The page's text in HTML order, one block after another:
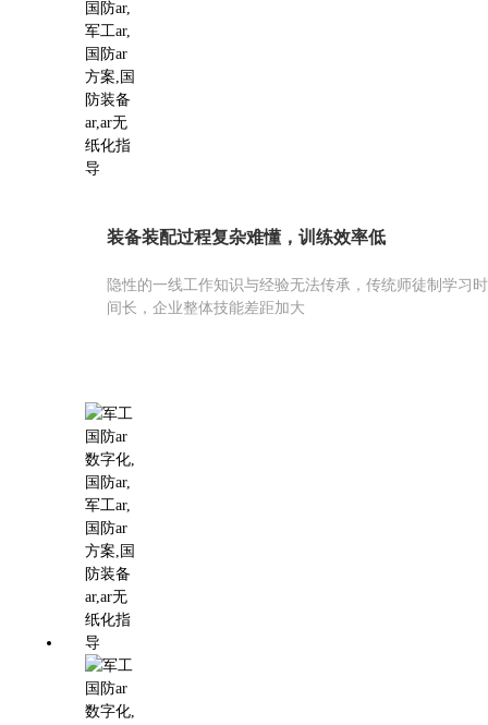
装备装配过程复杂难懂，训练效率低
隐性的一线工作知识与经验无法传承，传统师徒制学习时
间长，企业整体技能差距加大